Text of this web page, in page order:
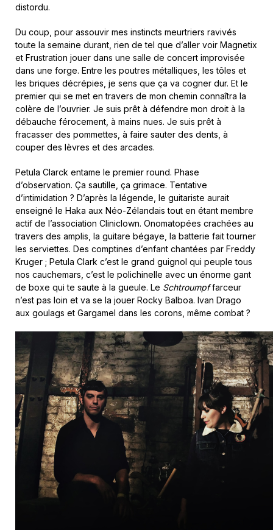
distordu.
Du coup, pour assouvir mes instincts meurtriers ravivés
toute la semaine durant, rien de tel que d’aller voir Magnetix
et Frustration jouer dans une salle de concert improvisée
dans une forge. Entre les poutres métalliques, les tôles et
les briques décrépies, je sens que ça va cogner dur. Et le
premier qui se met en travers de mon chemin connaîtra la
colère de l’ouvrier. Je suis prêt à défendre mon droit à la
débauche férocement, à mains nues. Je suis prêt à
fracasser des pommettes, à faire sauter des dents, à
couper des lèvres et des arcades.
Petula Clarck entame le premier round. Phase
d’observation. Ça sautille, ça grimace. Tentative
d’intimidation ? D’après la légende, le guitariste aurait
enseigné le Haka aux Néo-Zélandais tout en étant membre
actif de l’association Cliniclown. Onomatopées crachées au
travers des amplis, la guitare bégaye, la batterie fait tourner
les serviettes. Des comptines d’enfant chantées par Freddy
Kruger ; Petula Clark c’est le grand guignol qui peuple tous
nos cauchemars, c’est le polichinelle avec un énorme gant
de boxe qui te saute à la gueule. Le Schtroumpf farceur
n’est pas loin et va se la jouer Rocky Balboa. Ivan Drago
aux goulags et Gargamel dans les corons, même combat ?